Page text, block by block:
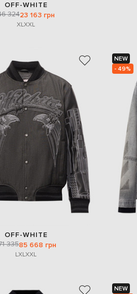
OFF-WHITE
32423 163 грн
XLXXL
OFF-WHITE
33585 668 грн
LXLXXL
NEW
- 49%
NEW